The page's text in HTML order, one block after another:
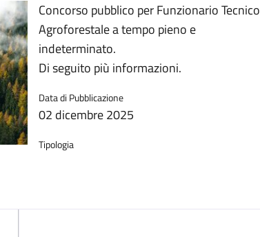
Concorso pubblico per Funzionario Tecnico
Agroforestale a tempo pieno e
indeterminato.
Di seguito più informazioni.
Data di Pubblicazione
02 dicembre 2025
Tipologia